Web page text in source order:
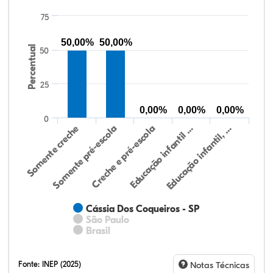
Percentual
Cássia Dos Coqueiros - SP
São Paulo
Brasil
Somente creche
Somente pré-escolaCreche e pré-escolaEducação infantil …Educação infantil, …
0
50
25
75
50,00% 50,00%
0,00% 0,00% 0,00%
Fonte: INEP (2025) Notas Técnicas